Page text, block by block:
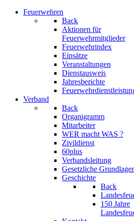
Feuerwehren
Back
Aktionen für
Feuerwehrmitglieder
Feuerwehrindex
Einsätze
Veranstaltungen
Dienstausweis
Jahresberichte
Verband
Back
Organigramm
Mitarbeiter
WER macht WAS ?
Zivildienst
60plus
Verbandsleitung
Gesetzliche
Geschichte
Back
150 Jahre